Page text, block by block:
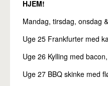
HJEM!
Mandag, tirsdag, onsdag
Uge 25 Frankfurter med
Uge 26 Kylling med
Uge 27 BBQ skinke med